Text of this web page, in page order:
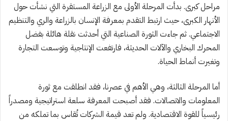
مراحل كبرى. بدأت المرحلة الأولى مع الزراعة المستقرة التي نشأت حول
الأنهار الكبرى، حيث ارتبط التقدم بمعرفة الإنسان بالزراعة والري والتنظيم
الاجتماعي. ثم جاءت الثورة الصناعية التي أحدثت نقلة هائلة بفضل
المحرك البخاري والآلات الحديثة، فارتفعت الإنتاجية وتوسعت التجارة
وتغيرت أنماط الحياة.
أما المرحلة الثالثة، وهي الأهم في عصرنا، فقد انطلقت مع ثورة
المعلومات والاتصالات. فقد أصبحت المعرفة سلعة استراتيجية ومصدراً
رئيسياً للقوة الاقتصادية. ولم تعد قيمة الشركات تُقاس بما تملكه من